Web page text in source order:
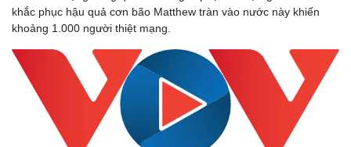
khắc phục hậu quả cơn bão Matthew tràn vào nước này khiến
khoảng 1.000 người thiệt mạng.